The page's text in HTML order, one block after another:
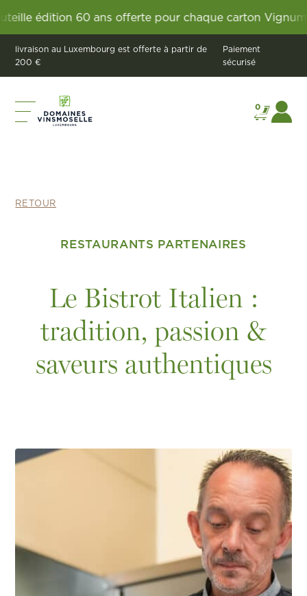
édition 60 ans offerte pour chaque carton Vignum.60
livraison au Luxembourg est offerte à partir de
200 €
Paiement
sécurisé
0
RETOUR
RESTAURANTS PARTENAIRES
Le Bistrot Italien :
tradition, passion &
saveurs authentiques